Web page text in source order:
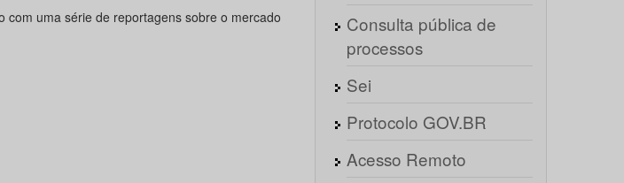
com uma série de reportagens sobre o mercado
Consulta pública de
processos
Sei
Protocolo GOV.BR
Acesso Remoto